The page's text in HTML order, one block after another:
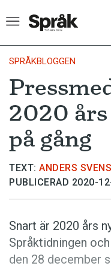
Hem
Artiklar
Krönikor
Språkfrågor
Skrivtips
Kviss
Podden
SPRÅKBLOGGEN
2020
på gång
TEXT: ANDERS
PUBLICERAD 2020-
Snart är 2020 års
Språktidningen
den 28 december